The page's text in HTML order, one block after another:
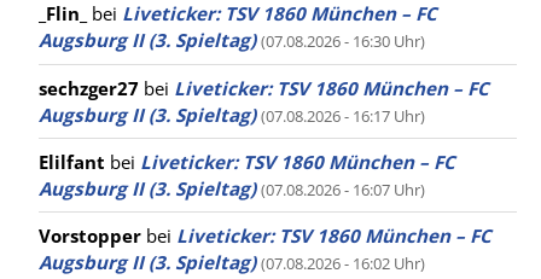
_Flin_ bei Liveticker: TSV 1860 München – FC
Augsburg II (3. Spieltag) (07.08.2026 - 16:30 Uhr)
sechzger27 bei Liveticker: TSV 1860 München – FC
Augsburg II (3. Spieltag) (07.08.2026 - 16:17 Uhr)
Elilfant bei Liveticker: TSV 1860 München – FC
Augsburg II (3. Spieltag) (07.08.2026 - 16:07 Uhr)
Vorstopper bei Liveticker: TSV 1860 München – FC
Augsburg II (3. Spieltag) (07.08.2026 - 16:02 Uhr)